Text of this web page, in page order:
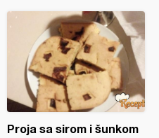
Proja sa sirom i šunkom